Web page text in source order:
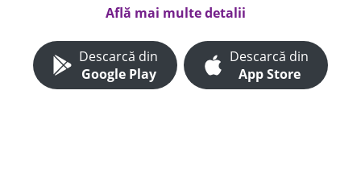
Află mai multe detalii
Descarcă din
Google Play
Descarcă din
App Store